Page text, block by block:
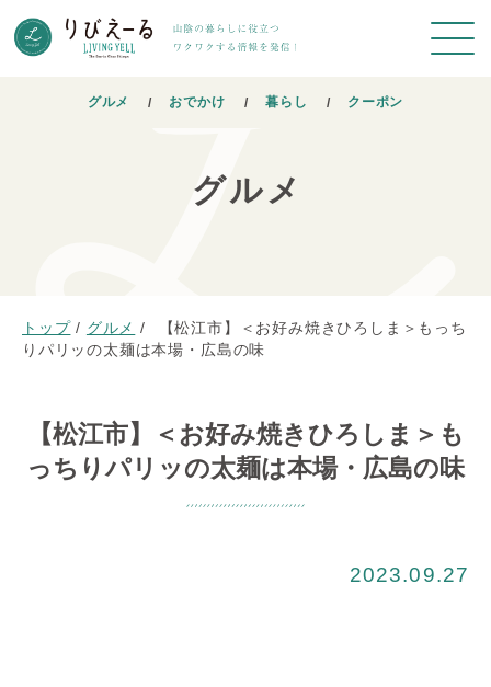
グルメ おでかけ 暮らし クーポン
グルメ
トップ / グルメ /
【松江市】＜お好み焼きひろしま＞もっち
りパリッの太麺は本場・広島の味
【松江市】＜お好み焼きひろしま＞も
っちりパリッの太麺は本場・広島の味
2023.09.27